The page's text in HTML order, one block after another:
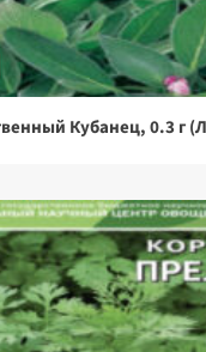
Кубанец, 0.3 г